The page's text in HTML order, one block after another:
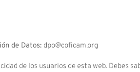
de Datos: dpo@coficam.org
de los usuarios de esta web. Debes